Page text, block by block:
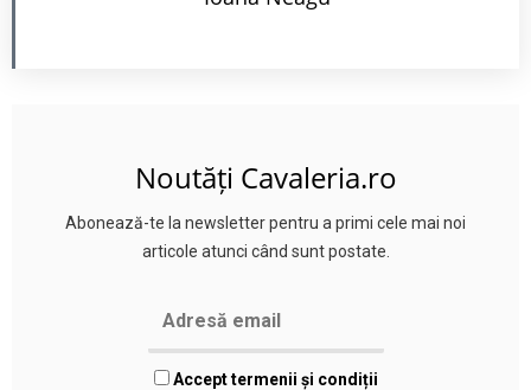
Noutăți Cavaleria.ro
Abonează-te la newsletter pentru a primi cele mai noi
articole atunci când sunt postate.
Accept termenii și condiții